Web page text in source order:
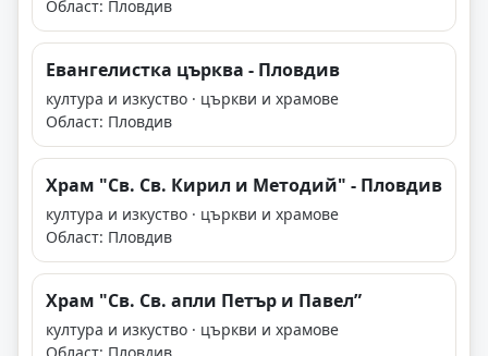
Област: Пловдив
Евангелистка църква - Пловдив
култура и изкуство · църкви и храмове
Област: Пловдив
Храм "Св. Св. Кирил и Методий" - Пловдив
култура и изкуство · църкви и храмове
Област: Пловдив
Храм "Св. Св. апли Петър и Павел”
култура и изкуство · църкви и храмове